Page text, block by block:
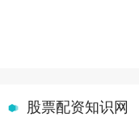
股票配资知识网